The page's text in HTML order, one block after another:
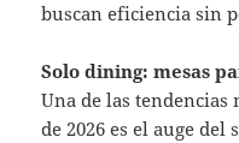
buscan eficiencia sin
Solo dining: mesas
Una de las tendencias
de 2026 es el auge